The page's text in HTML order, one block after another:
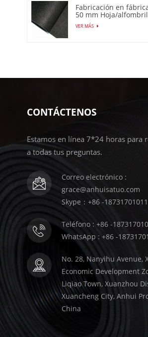
Fabricación en
50 mm Hoja/
de goma de piel de
naranja antideslizante
VER MÁS
CONTÁCTENOS
Estamos en línea 7*24 horas para
a todas tus preguntas.
Correo electrónico :
grace@anhuisatuo.com
Skype：+86 -18731701011
Teléfono : +86 -
WhatsApp : +86 -
No. 28, Nanyihu Avenue,
Economic Development
Liqiao Town, Xuanzhou
Xuancheng City, Anhui
China